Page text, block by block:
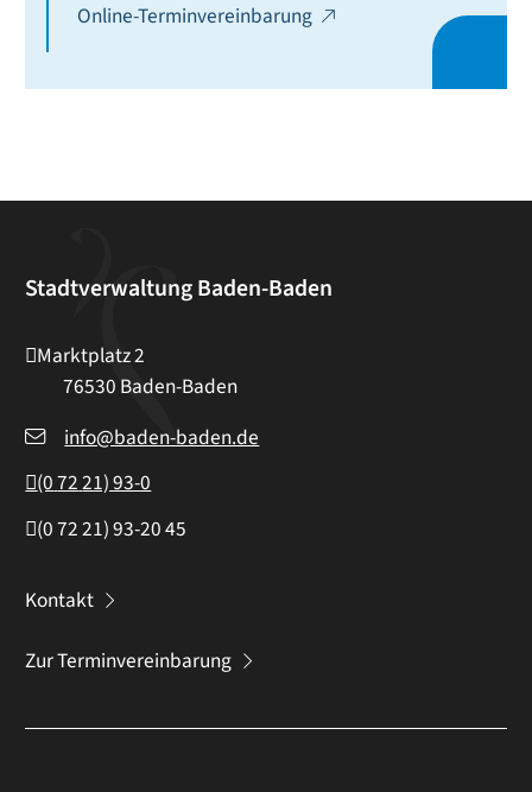
Online-Terminvereinbarung
Stadtverwaltung Baden-Baden
Marktplatz 2
76530 Baden-Baden
info@baden-baden.de
(07221) 93-0
(07221) 93-2045
Kontakt
Zur Terminvereinbarung